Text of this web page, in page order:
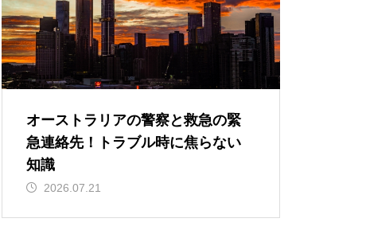
オーストラリアの警察と救急の緊
急連絡先！トラブル時に焦らない
知識
2026.07.21